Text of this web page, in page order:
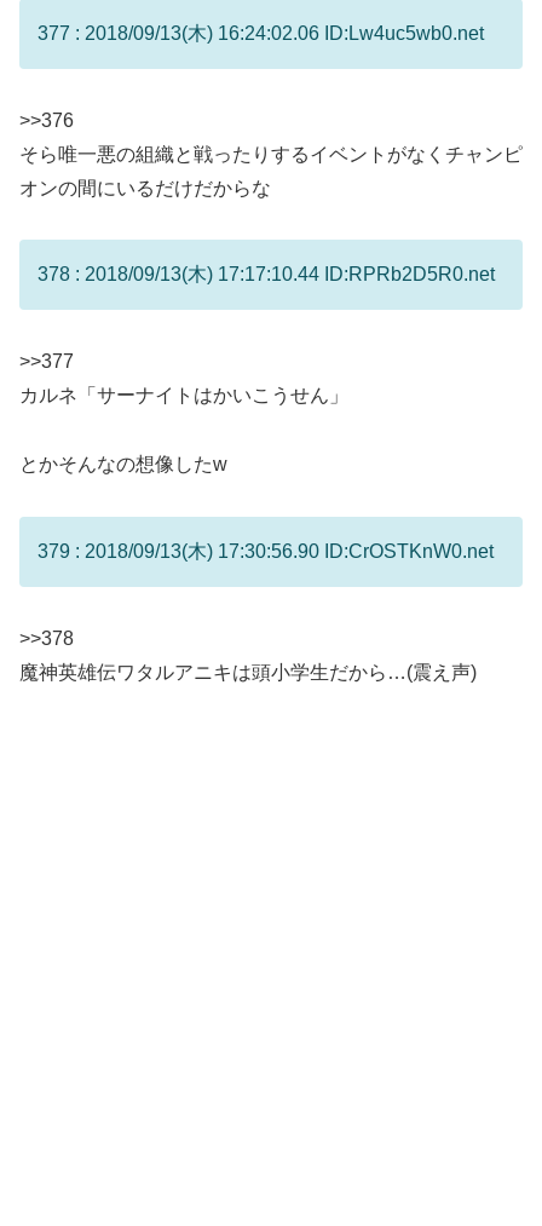
377 : 2018/09/13(木) 16:24:02.06 ID:Lw4uc5wb0.net
>>376
そら唯一悪の組織と戦ったりするイベントがなくチャンピ
オンの間にいるだけだからな
378 : 2018/09/13(木) 17:17:10.44 ID:RPRb2D5R0.net
>>377
カルネ「サーナイトはかいこうせん」
とかそんなの想像したw
379 : 2018/09/13(木) 17:30:56.90 ID:CrOSTKnW0.net
>>378
魔神英雄伝ワタルアニキは頭小学生だから…(震え声)